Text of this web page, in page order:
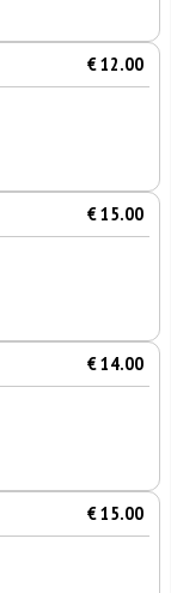
€ 12.00
€ 15.00
€ 14.00
€ 15.00